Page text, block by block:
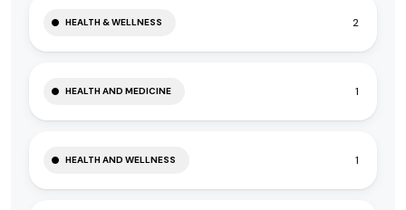
HEALTH & WELLNESS 2
HEALTH AND MEDICINE 1
HEALTH AND WELLNESS 1